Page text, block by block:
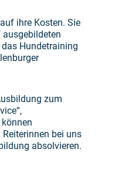
ihre Kosten. Sie
Hundetraining
zum
können
bei uns
absolvieren.